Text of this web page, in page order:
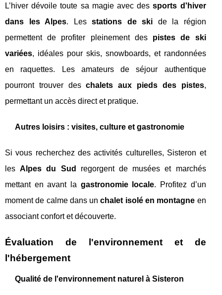
L’hiver dévoile toute sa magie avec dessports d'hiver
dans les Alpes. Lesstations de ski de la région
permettent de profiter pleinement des pistes de ski
variées, idéales pour skis, snowboards, et randonnées
en raquettes. Les amateurs de séjour authentique
pourront trouver deschalets aux pieds des pistes,
permettant un accès direct et pratique.
Autres loisirs : visites, culture et gastronomie
Si vous recherchez des activités culturelles, Sisteron et
lesAlpes du Sud
regorgent de musées et marchés
mettant en avant la gastronomie locale. Profitez d’un
moment de calme dans unchalet isolé en montagne en
associant confort et découverte.
Évaluation de l'environnement et de
l'hébergement
Qualité de l'environnement naturel à Sisteron